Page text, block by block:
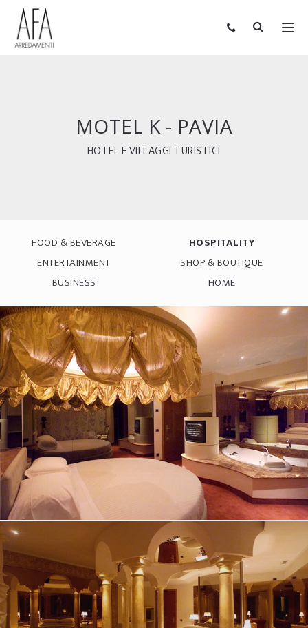
MOTEL K - PAVIA
HOTEL E VILLAGGI TURISTICI
FOOD & BEVERAGE
HOSPITALITY
ENTERTAINMENT
SHOP & BOUTIQUE
BUSINESS
HOME